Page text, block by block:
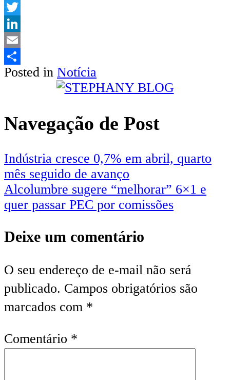
WhatsApp
Twitter
LinkedIn
Email
Share
Posted in Notícia
Navegação de Post
Indústria cresce 0,7% em abril, quarto
mês seguido de avanço
Alcolumbre sugere “melhorar” 6×1 e
quer passar PEC por comissões
Deixe um comentário
O seu endereço de e-mail não será
publicado. Campos obrigatórios são
marcados com *
Comentário *